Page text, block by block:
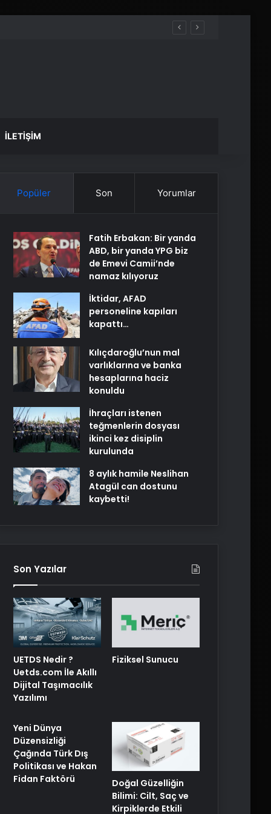
İLETIŞIM
Popüler Son Yorumlar
Fatih Erbakan: Bir yanda
ABD, bir yanda YPG biz
de Emevi Camii’nde
namaz kılıyoruz
İktidar, AFAD
personeline kapıları
kapattı…
Kılıçdaroğlu’nun mal
varlıklarına ve banka
hesaplarına haciz
konuldu
İhraçları istenen
teğmenlerin dosyası
ikinci kez disiplin
kurulunda
8 aylık hamile Neslihan
Atagül can dostunu
kaybetti!
Son Yazılar
UETDS Nedir ?
Uetds.com İle Akıllı
Dijital Taşımacılık
Yazılımı
Fiziksel Sunucu
Yeni Dünya
Düzensizliği
Çağında Türk Dış
Politikası ve Hakan
Fidan Faktörü
Doğal Güzelliğin
Bilimi: Cilt, Saç ve
Kirpiklerde Etkili